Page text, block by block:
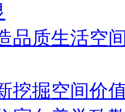
品质生活空
挖掘空间价